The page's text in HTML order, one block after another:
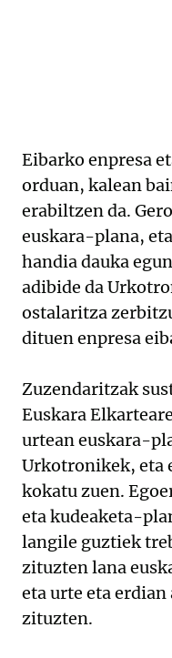
Eibarko enpresa
orduan, kalean
erabiltzen da.
euskara-plana,
handia dauka
adibide da
ostalaritza
dituen enpresa
Zuzendaritzak
Euskara
urtean euskara-
Urkotronikek, eta
kokatu zuen.
eta kudeaketa-
langile guztiek
zituzten lana
eta urte eta
zituzten.